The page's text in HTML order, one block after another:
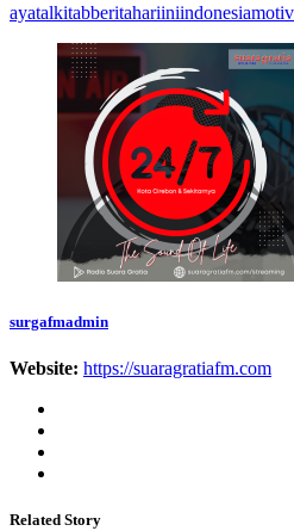
ayatalkitabberitahariiniindonesia
surgafmadmin
Website: https://suaragratiafm.com
Related Story